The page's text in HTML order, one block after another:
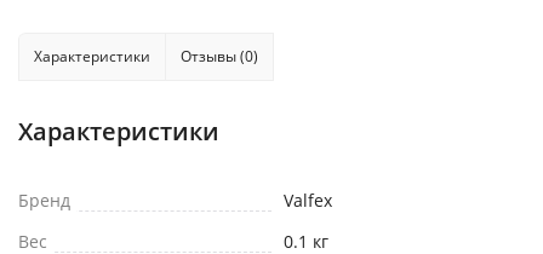
Характеристики Отзывы (0)
Характеристики
Бренд
Valfex
Вес
0.1 кг